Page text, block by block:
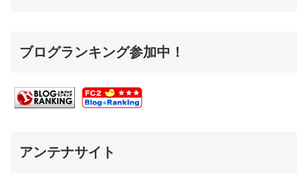
ブログランキング参加中！
アンテナサイト